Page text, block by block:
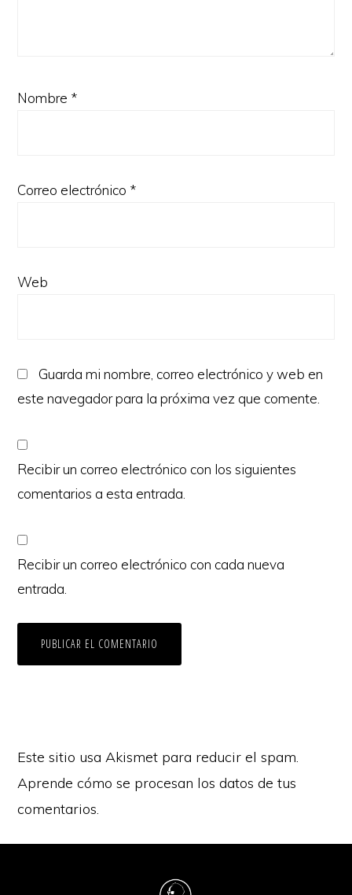
Nombre *
Correo electrónico *
Web
Guarda mi nombre, correo electrónico y web en
este navegador para la próxima vez que comente.
Recibir un correo electrónico con los siguientes
comentarios a esta entrada.
Recibir un correo electrónico con cada nueva
entrada.
Este sitio usa Akismet para reducir el spam.
Aprende cómo se procesan los datos de tus
comentarios.